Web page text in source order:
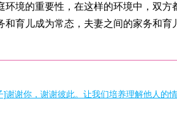
环境的重要性，在这样的环境中，双方
和育儿成为常态，夫妻之间的家务和育
]谢谢你，谢谢彼此。让我们培养理解他人的情